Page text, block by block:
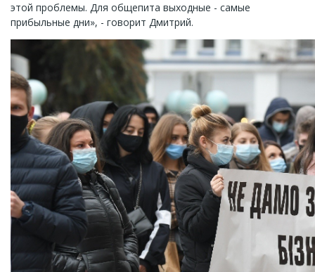
этой проблемы. Для общепита выходные - самые
прибыльные дни», - говорит Дмитрий.